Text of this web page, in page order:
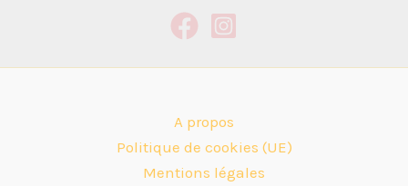
A propos
Politique de cookies (UE)
Mentions légales